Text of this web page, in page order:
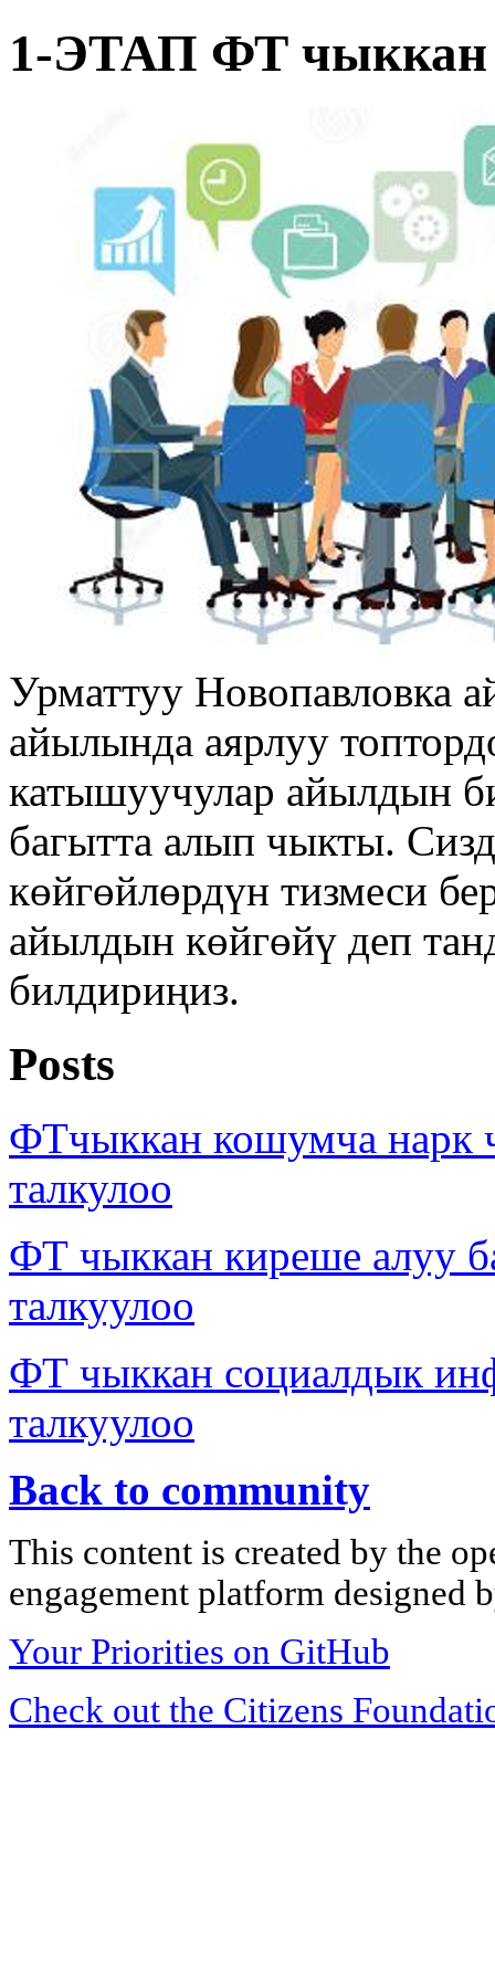
1-ЭТАП ФТ чыккан
Урматтуу Новопавловка
айылында аярлуу
катышуучулар айылдын
багытта алып чыкты.
көйгөйлөрдүн тизмеси
айылдын көйгөйү деп
билдириңиз.
Posts
ФТчыккан кошумча нарк
талкулоо
ФТ чыккан киреше алуу
талкуулоо
ФТ чыккан социалдык
талкуулоо
Back to community
This content is created by the
engagement platform designed
Your Priorities on GitHub
Check out the Citizens